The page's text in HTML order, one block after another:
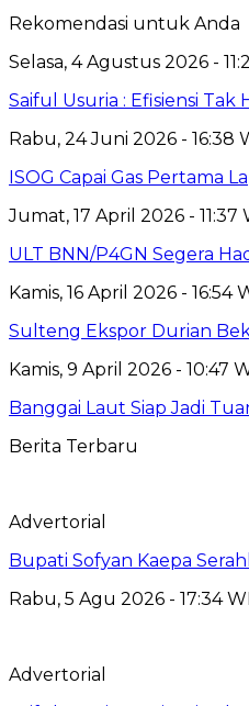
Rekomendasi untuk Anda
Selasa, 4 Agustus 2026 -
Saiful Usuria : Efisiensi
Rabu, 24 Juni 2026 - 16:38
ISOG Capai Gas Pertama
Jumat, 17 April 2026 - 11:37
ULT BNN/P4GN Segera
Kamis, 16 April 2026 - 16:54
Sulteng Ekspor Durian
Kamis, 9 April 2026 - 10:47
Banggai Laut Siap Jadi
Berita Terbaru
Advertorial
Bupati Sofyan Kaepa
Rabu, 5 Agu 2026 - 17:34
Advertorial